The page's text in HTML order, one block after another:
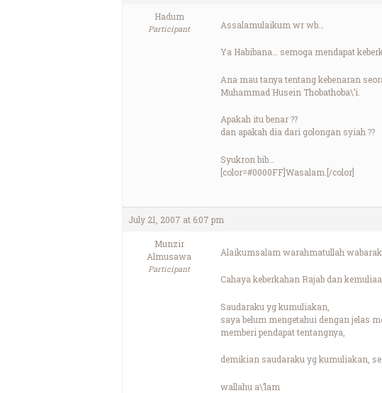
Hadum
Participant Assalamulaikum wr wb…
Ya Habibana… semoga mendapat
Ana mau tanya tentang kebenaran
Muhammad Husein Thobathoba\’i.
Apakah itu benar ??
dan apakah dia dari golongan syiah ??
Syukron bib…
[color=#0000FF]Wasalam.[/color]
July 21, 2007 at 6:07 pm
Munzir
Almusawa
Participant
Alaikumsalam warahmatullah
Cahaya keberkahan Rajab dan
Saudaraku yg kumuliakan,
saya belum mengetahui dengan jelas
memberi pendapat tentangnya,
demikian saudaraku yg kumuliakan,
wallahu a\’lam